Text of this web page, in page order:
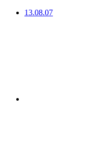
13.08.07